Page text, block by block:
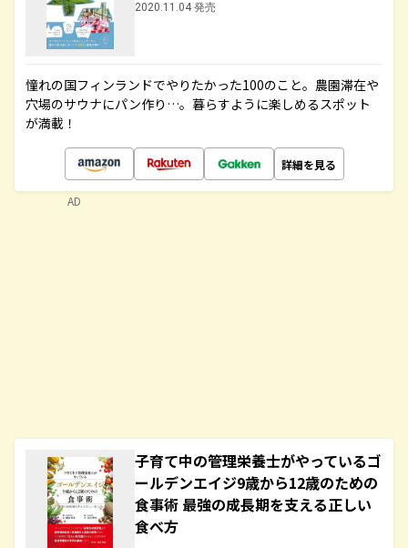
2020.11.04 発売
憧れの国フィンランドでやりたかった100のこと。農園滞在や
穴場のサウナにパン作り…。暮らすように楽しめるスポット
が満載！
詳細を見る
子育て中の管理栄養士がやっているゴ
ールデンエイジ9歳から12歳のための
食事術 最強の成長期を支える正しい
食べ方
AD